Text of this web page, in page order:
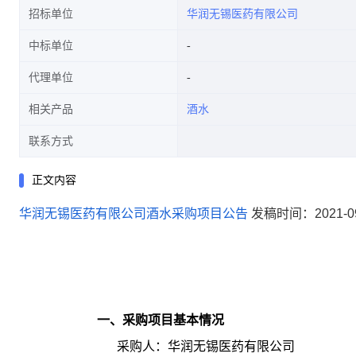
招标单位 华润无锡医药有限公司
中标单位
代理单位
相关产品 酒水
联系方式
正文内容
华润无锡医药有限公司酒水采购项目公告 发稿时间：2021-
一、采购项目基本情况
采购人：华润无锡医药有限公司